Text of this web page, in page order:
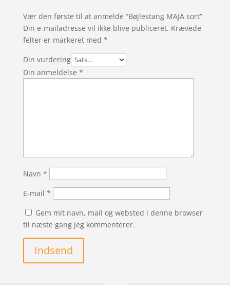
Vær den første til at anmelde “Bøjlestang MAJA sort”
Din e-mailadresse vil ikke blive publiceret. Krævede
felter er markeret med *
Din vurdering
Din anmeldelse *
Navn *
E-mail *
Gem mit navn, mail og websted i denne browser
til næste gang jeg kommenterer.
Indsend